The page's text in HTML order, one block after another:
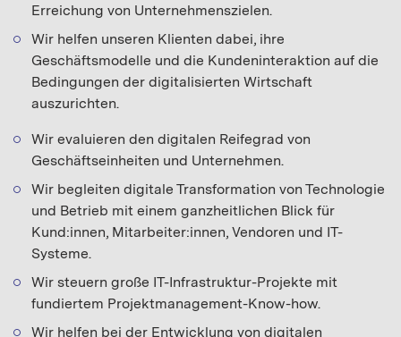
Erreichung von Unternehmenszielen.
Wir helfen unseren Klienten dabei, ihre
Geschäftsmodelle und die Kundeninteraktion auf die
Bedingungen der digitalisierten Wirtschaft
auszurichten.
Wir evaluieren den digitalen Reifegrad von
Geschäftseinheiten und Unternehmen.
Wir begleiten digitale Transformation von Technologie
und Betrieb mit einem ganzheitlichen Blick für
Kund:innen, Mitarbeiter:innen, Vendoren und IT-
Systeme.
Wir steuern große IT-Infrastruktur-Projekte mit
fundiertem Projektmanagement-Know-how.
Wir helfen bei der Entwicklung von digitalen